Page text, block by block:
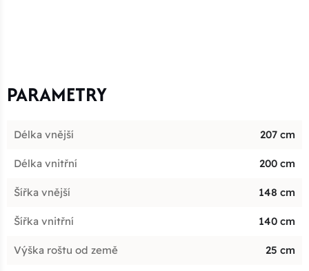
PARAMETRY
Délka vnější 207 cm
Délka vnitřní 200 cm
Šířka vnější 148 cm
Šířka vnitřní 140 cm
Výška roštu od země 25 cm